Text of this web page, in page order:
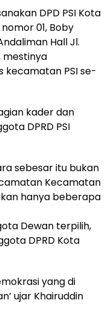
DPD PSI Kota
01, Boby
Hall Jl.
mestinya
kecamatan PSI se-
kader dan
DPRD PSI
sebesar itu bukan
Kecamatan
hanya beberapa
Dewan terpilih,
DPRD Kota
yang di
ujar Khairuddin